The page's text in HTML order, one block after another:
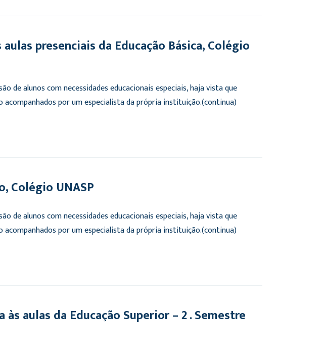
presenciais da Educação Básica, Colégio
de alunos com necessidades educacionais especiais, haja vista que
por um especialista da própria instituição.(continua)
Colégio UNASP
de alunos com necessidades educacionais especiais, haja vista que
por um especialista da própria instituição.(continua)
aulas da Educação Superior – 2º. Semestre